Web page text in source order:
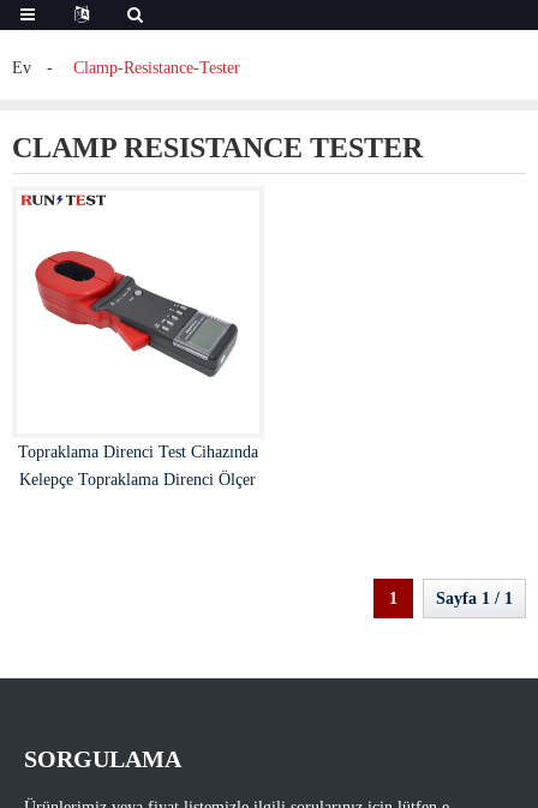
Ev Clamp-Resistance-Tester
CLAMP RESISTANCE TESTER
Topraklama Direnci Test Cihazında
Kelepçe Topraklama Direnci Ölçer
1 Sayfa 1 / 1
SORGULAMA